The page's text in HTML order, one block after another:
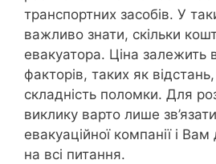
транспортних засобів. У
важливо знати, скільки
евакуатора. Ціна залежить
факторів, таких як
складність поломки. Для
виклику варто лише
евакуаційної компанії і
на всі питання.